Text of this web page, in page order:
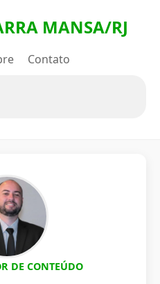
MANSA/RJ
Contato
DE CONTEÚDO